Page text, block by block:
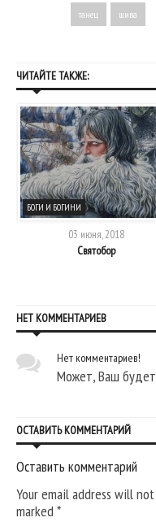
танец шива
ЧИТАЙТЕ ТАКЖЕ:
БОГИ И БОГИНИ
03 июня, 2018
Святобор
НЕТ КОММЕНТАРИЕВ
Нет комментариев!
Может, Ваш
ОСТАВИТЬ КОММЕНТАРИЙ
Оставить комментарий
Your email address will
marked*